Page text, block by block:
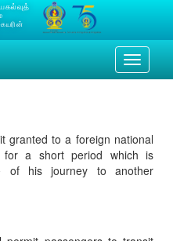
Toggle
granted to a foreign national
a short period which is
of his journey to another